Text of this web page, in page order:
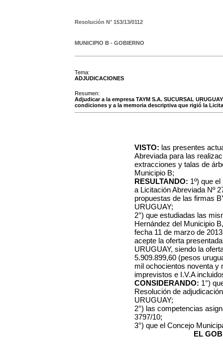
Resolución N° 153/13/0112
MUNICIPIO B - GOBIERNO
Tema:
ADJUDICACIONES
Resumen:
Adjudicar a la empresa TAYM S.A. SUCURSAL
condiciones y a la memoria descriptiva que rigió la
VISTO: las presentes
Abreviada para las
extracciones y talas de
Municipio B;
RESULTANDO: 1º) que
a Licitación Abreviada Nº
propuestas de las firmas
URUGUAY;
2°) que estudiadas las
Hernández del Municipio
fecha 11 de marzo de
acepte la oferta
URUGUAY, siendo la
5.909.899,60 (pesos
mil ochocientos noventa y
imprevistos e I.V.A
CONSIDERANDO: 1°)
Resolución de
URUGUAY;
2°) las competencias
3797/10;
3°) que el Concejo
EL